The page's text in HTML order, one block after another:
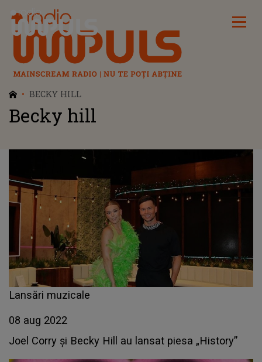
Radio Impuls
BECKY HILL
Becky hill
Lansări muzicale
08 aug 2022
Joel Corry și Becky Hill au lansat piesa „History”